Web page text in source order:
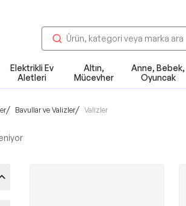
Elektrikli Ev
Aletleri
Altın,
Mücevher
Anne, Bebek,
Oyuncak
/ Bavullar ve Valizler/ Valizler